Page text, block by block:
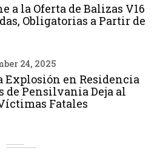
a la Oferta de Balizas V16
Obligatorias a Partir de
24, 2025
Explosión en Residencia
de Pensilvania Deja al
Fatales